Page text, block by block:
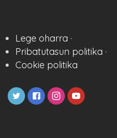
Lege oharra ·
Pribatutasun politika ·
Cookie politika